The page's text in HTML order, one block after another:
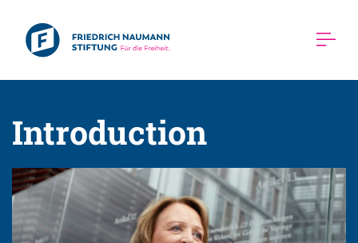
Introduction